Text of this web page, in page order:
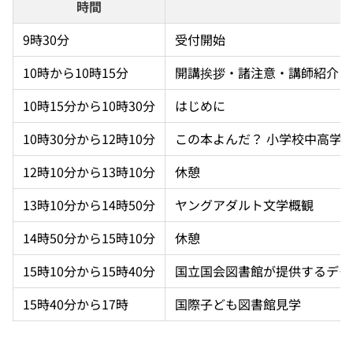
時間
9時30分
受付開始
10時から10時15分
開講挨拶・諸注意・講師紹介
10時15分から10時30分
はじめに
10時30分から12時10分
この本よんだ？ 小学校中高学
12時10分から13時10分
休憩
13時10分から14時50分
ヤングアダルト文学概観
14時50分から15時10分
休憩
15時10分から15時40分
国立国会図書館が提供するデ
15時40分から17時
国際子ども図書館見学